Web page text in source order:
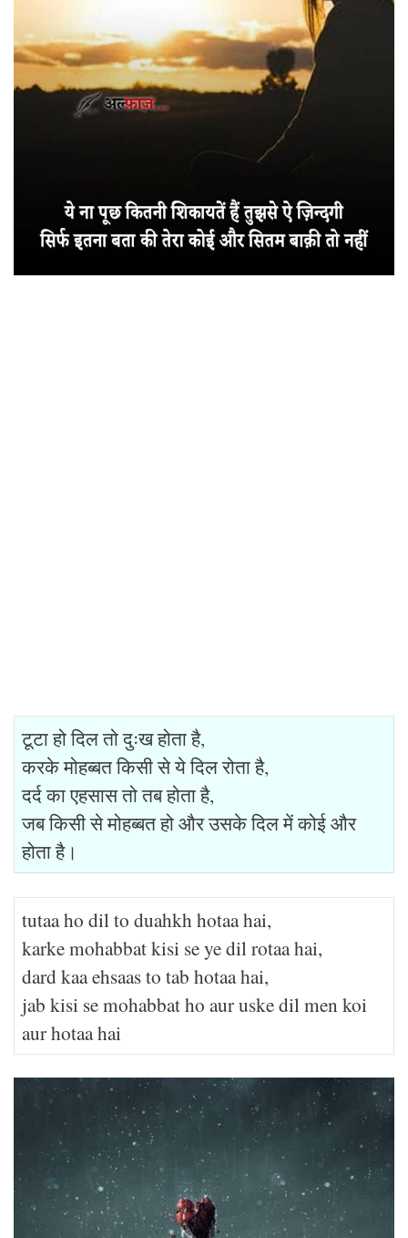
टूटा हो दिल तो दुःख होता है,
करके मोहब्बत किसी से ये दिल रोता है,
दर्द का एहसास तो तब होता है,
जब किसी से मोहब्बत हो और उसके दिल में कोई और
होता है।
tutaa ho dil to duahkh hotaa hai,
karke mohabbat kisi se ye dil rotaa hai,
dard kaa ehsaas to tab hotaa hai,
jab kisi se mohabbat ho aur uske dil men koi
aur hotaa hai